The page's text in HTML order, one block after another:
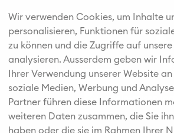
Wir verwenden Cookies, um Inhalte
personalisieren, Funktionen für
zu können und die Zugriffe auf unsere
analysieren. Außerdem geben wir
Ihrer Verwendung unserer Website
soziale Medien, Werbung und
Partner führen diese Informationen
weiteren Daten zusammen, die Sie
haben oder die sie im Rahmen Ihrer
Die fünf starken Marken der